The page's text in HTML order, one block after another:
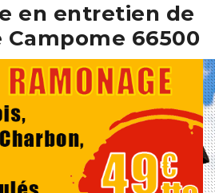
en entretien de
66500